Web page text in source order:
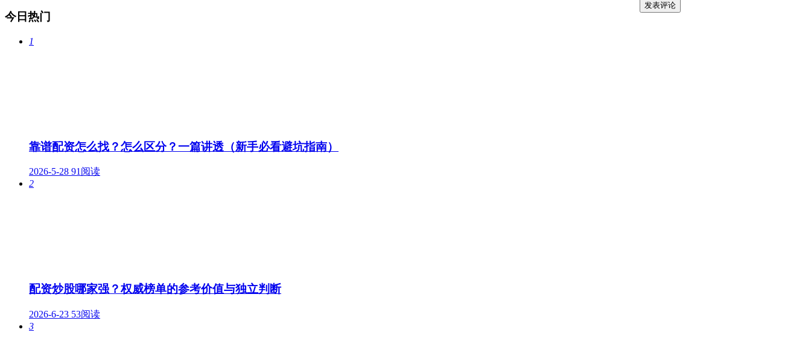
今日热门
1
靠谱配资怎么找？怎么区分？一篇讲透（新手必看避坑指南）
2026-5-28 91阅读
2
配资炒股哪家强？权威榜单的参考价值与独立判断
2026-6-23 53阅读
3